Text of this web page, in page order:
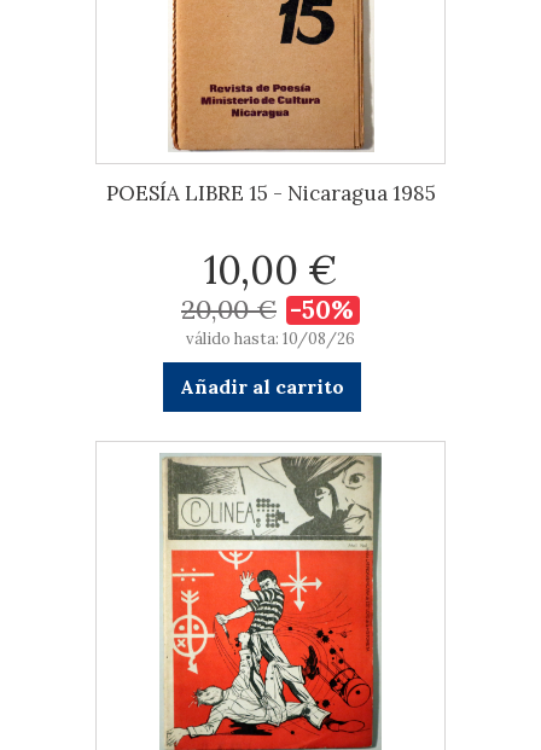
POESÍA LIBRE 15 - Nicaragua 1985
10,00 €
20,00 € -50%
válido hasta: 10/08/26
Añadir al carrito